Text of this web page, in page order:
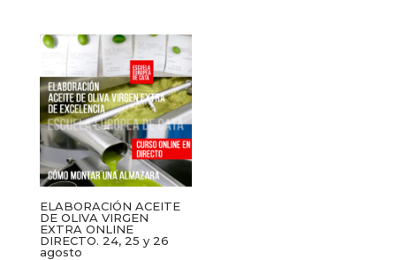
ELABORACIÓN ACEITE
DE OLIVA VIRGEN
EXTRA ONLINE
DIRECTO. 24, 25 y 26
agosto